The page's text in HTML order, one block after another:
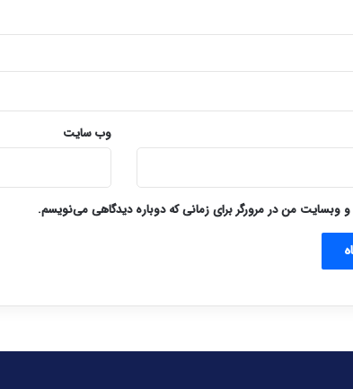
وب‌ سایت
و وبسایت من در مرورگر برای زمانی که دوباره دیدگاهی می‌نویسم.